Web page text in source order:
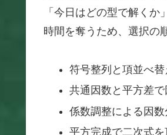
「今日はどの型で解く
時間を奪うため、選択の
符号整列と項並べ
共通因数と平方差
係数調整による因
平方完成で二次式